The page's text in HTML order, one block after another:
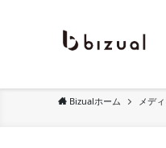
Bizualホーム メデ